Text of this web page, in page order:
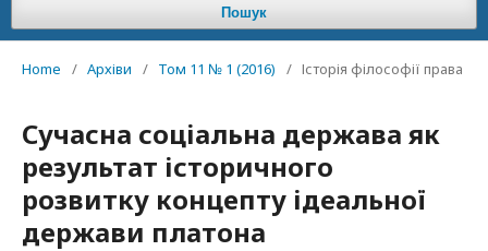
Пошук
Home / Архіви / Том 11 № 1 (2016) / Історія філософії права
Сучасна соціальна держава як
результат історичного
розвитку концепту ідеальної
держави платона